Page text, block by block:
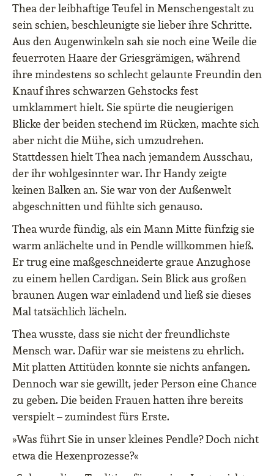
Thea der leibhaftige Teufel in Menschengestalt zu
sein schien, beschleunigte sie lieber ihre Schritte.
Aus den Augenwinkeln sah sie noch eine Weile die
feuerroten Haare der Griesgrämigen, während
ihre mindestens so schlecht gelaunte Freundin den
Knauf ihres schwarzen Gehstocks fest
umklammert hielt. Sie spürte die neugierigen
Blicke der beiden stechend im Rücken, machte sich
aber nicht die Mühe, sich umzudrehen.
Stattdessen hielt Thea nach jemandem Ausschau,
der ihr wohlgesinnter war. Ihr Handy zeigte
keinen Balken an. Sie war von der Außenwelt
abgeschnitten und fühlte sich genauso.
Thea wurde fündig, als ein Mann Mitte fünfzig sie
warm anlächelte und in Pendle willkommen hieß.
Er trug eine maßgeschneiderte graue Anzughose
zu einem hellen Cardigan. Sein Blick aus großen
braunen Augen war einladend und ließ sie dieses
Mal tatsächlich lächeln.
Thea wusste, dass sie nicht der freundlichste
Mensch war. Dafür war sie meistens zu ehrlich.
Mit platten Attitüden konnte sie nichts anfangen.
Dennoch war sie gewillt, jeder Person eine Chance
zu geben. Die beiden Frauen hatten ihre bereits
verspielt – zumindest fürs Erste.
»Was führt Sie in unser kleines Pendle? Doch nicht
etwa die Hexenprozesse?«